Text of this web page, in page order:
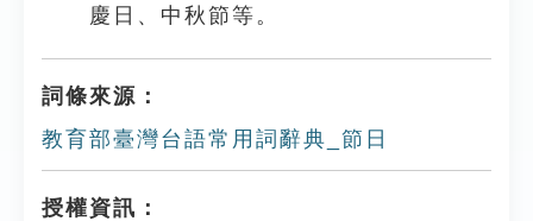
慶日、中秋節等。
詞條來源：
教育部臺灣台語常用詞辭典_節日
授權資訊：